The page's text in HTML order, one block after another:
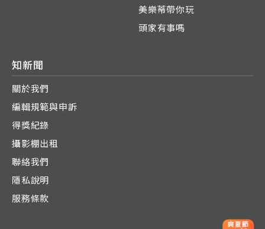
美樂蒂帶你玩
頭家有事嗎
知新聞
關於我們
編輯規範與申訴
得獎紀錄
攝影棚出租
聯絡我們
隱私說明
服務條款
爽夏節